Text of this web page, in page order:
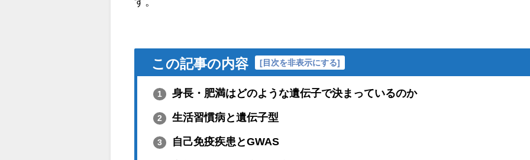
この記事の内容 [目次を非表示にする]
1 身長・肥満はどのような遺伝子で決まっているのか
2 生活習慣病と遺伝子型
3 自己免疫疾患とGWAS